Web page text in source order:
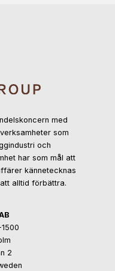
med
som
och
har som mål att
kännetecknas
alltid förbättra.
2